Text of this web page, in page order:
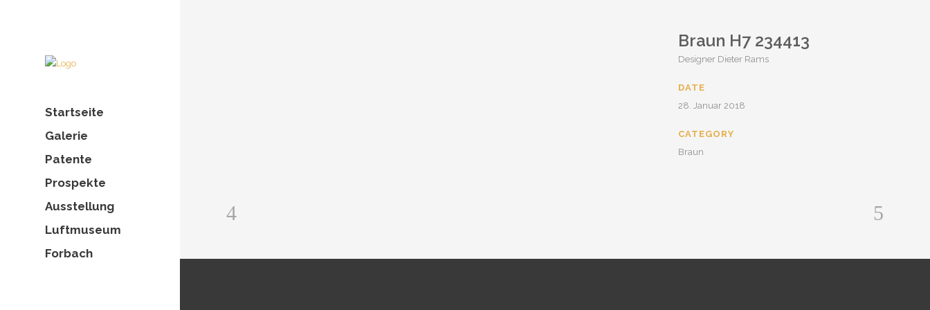
Startseite
Galerie
Patente
Prospekte
Ausstellung
Luftmuseum
Forbach
Braun H7 234413
Designer Dieter Rams
DATE
28. Januar 2018
CATEGORY
Braun